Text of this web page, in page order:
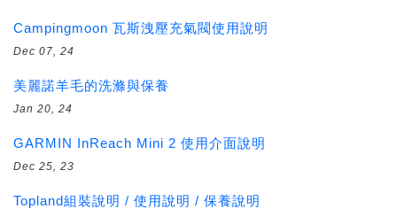
Campingmoon 瓦斯洩壓充氣閥使用說明
Dec 07, 24
美麗諾羊毛的洗滌與保養
Jan 20, 24
GARMIN InReach Mini 2 使用介面說明
Dec 25, 23
Topland組裝說明 / 使用說明 / 保養說明